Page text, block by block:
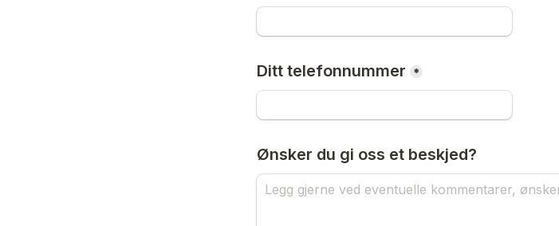
Ditt telefonnummer *
Ønsker du gi oss et beskjed?